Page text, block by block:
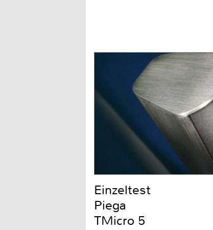
Einzeltest
Piega
TMicro 5